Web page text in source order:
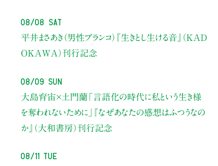
08/08 Sat
平井まさあき（男性ブランコ） 『生きとし生ける音』（KAD
OKAWA）刊行記念
08/09 Sun
大島育宙×土門蘭 「言語化の時代に私という生き様
を奪われないために」
『なぜあなたの感想はふつうなの
か』（大和書房）刊行記念
08/11 Tue